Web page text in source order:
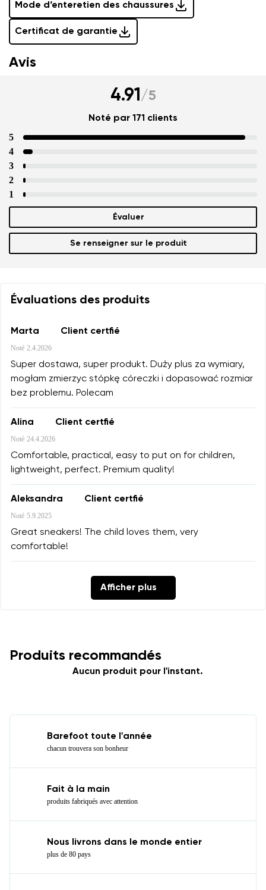
Mode d‘enteretien des chaussures
Certificat de garantie
Avis
4.91/5
Noté par 171 clients
5
4
3
2
1
Évaluer
Se renseigner sur le produit
Évaluations des produits
Marta Client certfié
Noté 2.4.2026
Super dostawa, super produkt. Duży plus za wymiary,
mogłam zmierzyc stópkę córeczki i dopasować rozmiar
bez problemu. Polecam
Alina Client certfié
Noté 24.4.2026
Comfortable, practical, easy to put on for children,
lightweight, perfect. Premium quality!
Aleksandra Client certfié
Noté 5.9.2025
Great sneakers! The child loves them, very
comfortable!
Afficher plus
Produits recommandés
Aucun produit pour l'instant.
Barefoot toute l'année
chacun trouvera son bonheur
Fait à la main
produits fabriqués avec attention
Nous livrons dans le monde entier
plus de 80 pays